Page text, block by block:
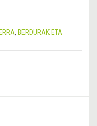
, BERDURAK ETA